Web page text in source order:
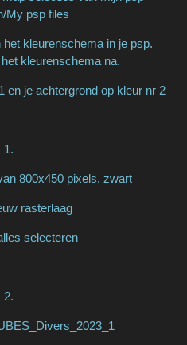
My psp files
kleurenschema in je psp.
kleurenschema na.
en je achtergrond op kleur nr 2
1.
800x450 pixels, zwart
rasterlaag
selecteren
2.